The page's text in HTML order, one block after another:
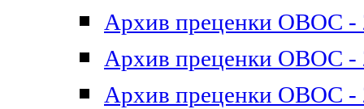
Архив преценки ОВОС -
Архив преценки ОВОС -
Архив преценки ОВОС -